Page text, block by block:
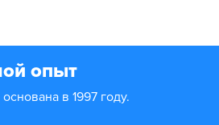
опыт
основана в 1997 году.